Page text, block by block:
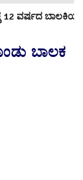
ಸಿಜೆಪಿ
ಬಾಲಕ